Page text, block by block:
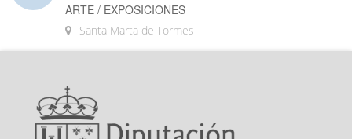
ARTE / EXPOSICIONES
Santa Marta de Tormes